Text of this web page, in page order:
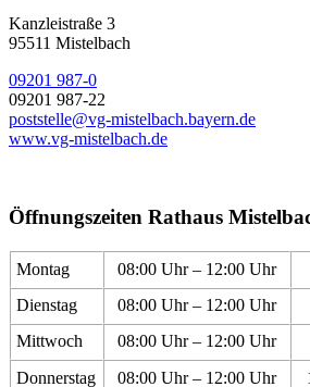
Kanzleistraße 3
95511 Mistelbach
09201 987-0
09201 987-22
poststelle@vg-mistelbach.bayern.de
www.vg-mistelbach.de
Öffnungszeiten Rathaus
Montag 08:00 Uhr – 12:00 Uhr
Dienstag
08:00 Uhr – 12:00 Uhr
Mittwoch
08:00 Uhr – 12:00 Uhr
Donnerstag
08:00 Uhr – 12:00 Uhr